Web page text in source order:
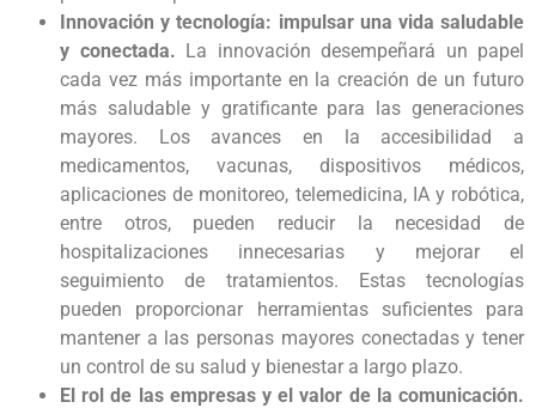
Innovación y tecnología: impulsar una vida saludable
y conectada.
La innovación desempeñará un papel
cada vez más importante en la creación de un futuro
más saludable y gratificante para las generaciones
mayores. Los avances en la accesibilidad a
medicamentos, vacunas, dispositivos médicos,
aplicaciones de monitoreo, telemedicina, IA y robótica,
entre otros, pueden reducir la necesidad de
hospitalizaciones innecesarias y mejorar el
seguimiento de tratamientos. Estas tecnologías
pueden proporcionar herramientas suficientes para
mantener a las personas mayores conectadas y tener
un control de su salud y bienestar a largo plazo.
El rol de las empresas y el valor de la comunicación.